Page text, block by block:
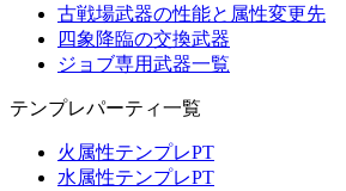
古戦場武器の性能と属性変更先
四象降臨の交換武器
ジョブ専用武器一覧
テンプレパーティ一覧
火属性テンプレPT
水属性テンプレPT